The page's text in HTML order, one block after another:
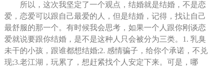
所以，这次我坚定了一个观点，结婚就是结婚，不是恋
爱，恋爱可以跟自己最爱的人，但是结婚，记得，找让自己
最舒服的那一个。有时候我会思考，如果一个人跟你刚谈恋
爱就说要跟你结婚，是不是这种人只会被分为三类。1. 乳臭
未干的小孩，跟谁都想结婚;2. 感情骗子，给你个承诺，不兑
现;3.老江湖，玩累了，想赶紧找个人安定下来。可是，哪